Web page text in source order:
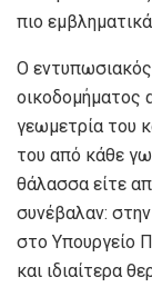
πιο
Ο
οικοδομήματος
γεωμετρία του
του από κάθε
θάλασσα είτε
συνέβαλαν:
στο Υπουργείο
και ιδιαίτερα